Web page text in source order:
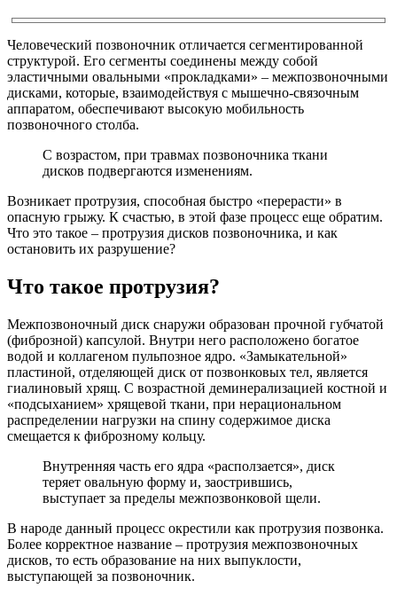
Человеческий позвоночник отличается сегментированной
структурой. Его сегменты соединены между собой
эластичными овальными «прокладками» – межпозвоночными
дисками, которые, взаимодействуя с мышечно-связочным
аппаратом, обеспечивают высокую мобильность
позвоночного столба.
С возрастом, при травмах позвоночника ткани
дисков подвергаются изменениям.
Возникает протрузия, способная быстро «перерасти» в
опасную грыжу. К счастью, в этой фазе процесс еще обратим.
Что это такое – протрузия дисков позвоночника, и как
остановить их разрушение?
Что такое протрузия?
Межпозвоночный диск снаружи образован прочной губчатой
(фиброзной) капсулой. Внутри него расположено богатое
водой и коллагеном пульпозное ядро. «Замыкательной»
пластиной, отделяющей диск от позвонковых тел, является
гиалиновый хрящ. С возрастной деминерализацией костной и
«подсыханием» хрящевой ткани, при нерациональном
распределении нагрузки на спину содержимое диска
смещается к фиброзному кольцу.
Внутренняя часть его ядра «расползается», диск
теряет овальную форму и, заострившись,
выступает за пределы межпозвонковой щели.
В народе данный процесс окрестили как протрузия позвонка.
Более корректное название – протрузия межпозвоночных
дисков, то есть образование на них выпуклости,
выступающей за позвоночник.